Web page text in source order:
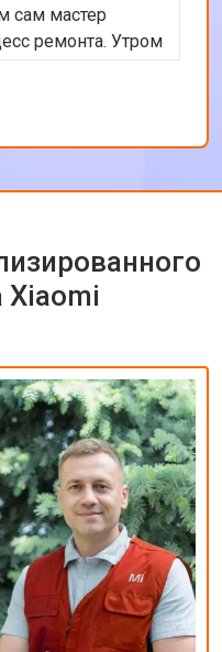
сам мастер
ремонта. Утром
приехал и к
очень быстро.
и качеством
Xiaomi